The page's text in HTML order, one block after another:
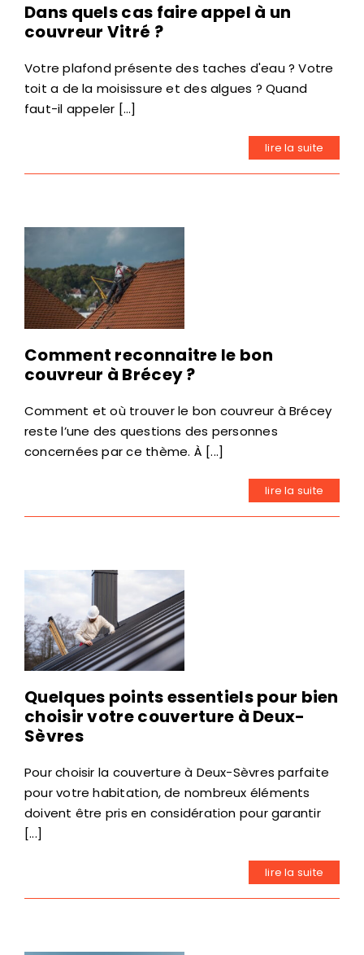
Dans quels cas faire appel à un
couvreur Vitré ?
Votre plafond présente des taches d'eau ? Votre
toit a de la moisissure et des algues ? Quand
faut-il appeler [...]
lire la suite
Comment reconnaitre le bon
couvreur à Brécey ?
Comment et où trouver le bon couvreur à Brécey
reste l’une des questions des personnes
concernées par ce thème. À [...]
lire la suite
Quelques points essentiels pour bien
choisir votre couverture à Deux-
Sèvres
Pour choisir la couverture à Deux-Sèvres parfaite
pour votre habitation, de nombreux éléments
doivent être pris en considération pour garantir
[...]
lire la suite